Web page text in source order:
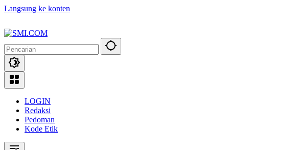
Langsung ke konten
LOGIN
Redaksi
Pedoman
Kode Etik